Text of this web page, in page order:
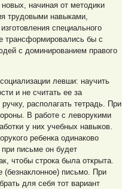
начиная от методики
трудовыми навыками,
специального
трансформировались бы с
с доминированием правого
левши: научить
и не считать ее за
располагать тетрадь. При
В работе с леворукими
у них учебных навыков.
ребенка одинаково
письме он будет
чтобы строка была открыта.
(безнаклонное) письмо. При
для себя тот вариант